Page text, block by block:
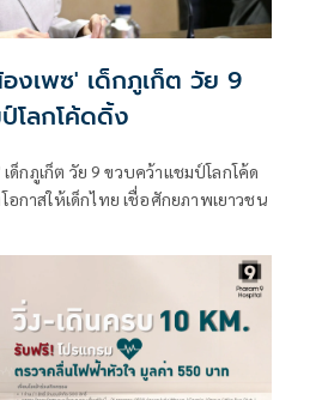
แคมเปญแอมบาสเดอร์ โอปอล–สุชาตา
งเพซ' เด็กภูเก็ต วัย 9
โลกโค้ดดิ้ง
ด็กภูเก็ต วัย 9 ขวบคว้าแชมป์โลกโค้ด
อกาสให้เด็กไทย เชื่อศักยภาพเยาวชน